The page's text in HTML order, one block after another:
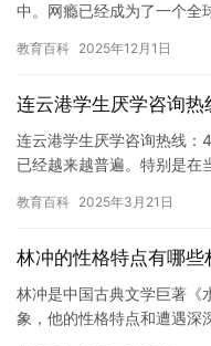
中。网瘾已经成为了一个全
网…
教育百科 2025年12月1日
连云港学生厌学咨询热
连云港学生厌学咨询热线
已经越来越普遍。特别是在
教育百科 2025年3月21日
林冲的性格特点有哪些
林冲是中国古典文学巨著《
象，他的性格特点和遭遇深